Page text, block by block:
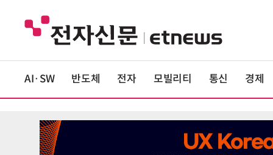
AI·SW 반도체 전자 모빌리티 통신 경제